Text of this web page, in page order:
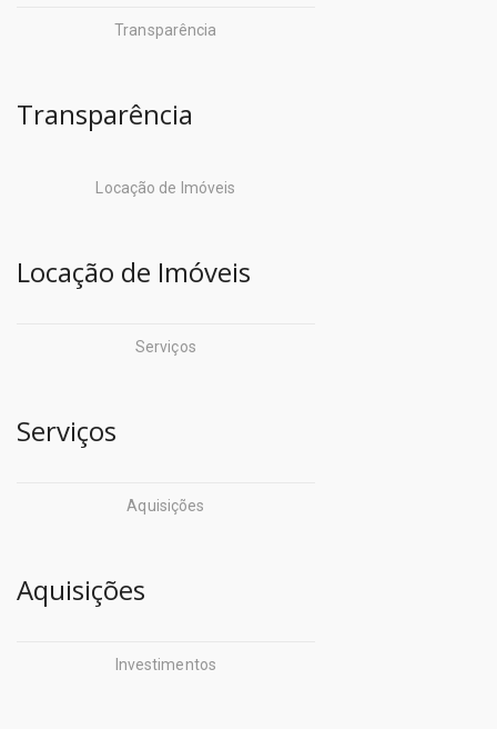
Transparência
Transparência
Locação de Imóveis
Locação de Imóveis
Serviços
Serviços
Aquisições
Aquisições
Investimentos